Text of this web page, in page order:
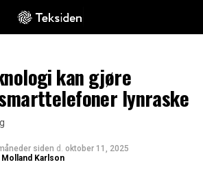
kan gjøre
lynraske
siden d. oktober 11, 2025
Karlson